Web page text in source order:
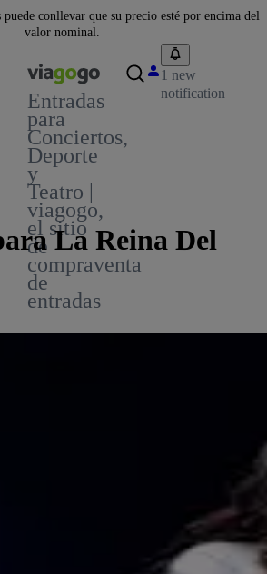
puede conllevar que su precio esté por encima del
valor nominal.
Entradas
para
Conciertos,
Deporte
y
Teatro |
viagogo,
el sitio
de
compraventa
de
entradas
1 new
notification
La Reina Del